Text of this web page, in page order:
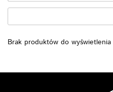
Brak produktów do wyświetlenia